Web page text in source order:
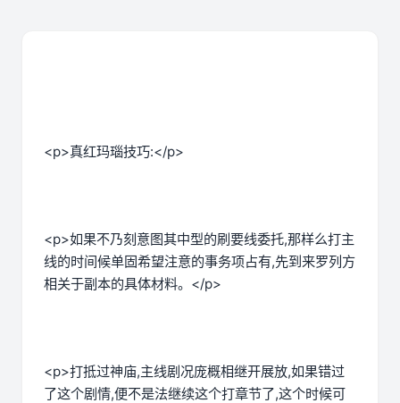
<p>真红玛瑙技巧:</p>
<p>如果不乃刻意图其中型的刷要线委托,那样么打主
线的时间候单固希望注意的事务项占有,先到来罗列方
相关于副本的具体材料。</p>
<p>打抵过神庙,主线剧况庞概相继开展放,如果错过
了这个剧情,便不是法继续这个打章节了,这个时候可